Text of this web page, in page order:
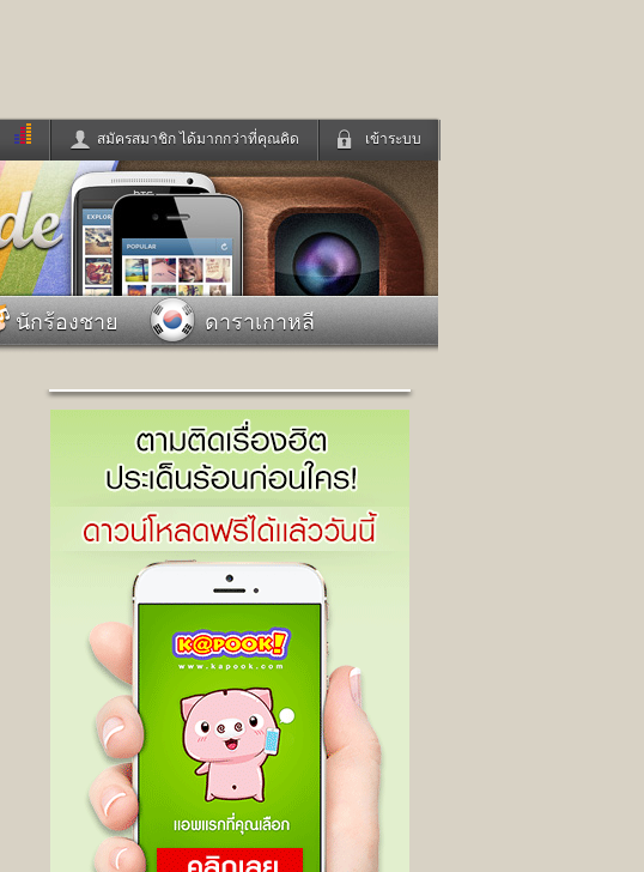
เข้าระบบ
สมัครสมาชิก ได้มากกว่าที่คุณคิด
ข่าวดารา
ดูทีวี
ฟังเพลง
ฟังวิทยุออนไลน์
แชทหมากฮอส
Glitter
แต่งงาน
แม่และเด็ก
สุขภาพ
สัตว์เลี้ยง
บ้านและการตกแต่ง
ท่องเที่ยว
Facebook
เข้าระบบด้วย User Kapook
Email
Password
เข้าระบบด้วย Facebook
นักร้องชาย
ดาราเกาหลี